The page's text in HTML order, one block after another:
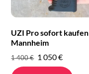
UZI Pro sofort kaufen
Mannheim
1 400€ Original
price
1 050€Current
price